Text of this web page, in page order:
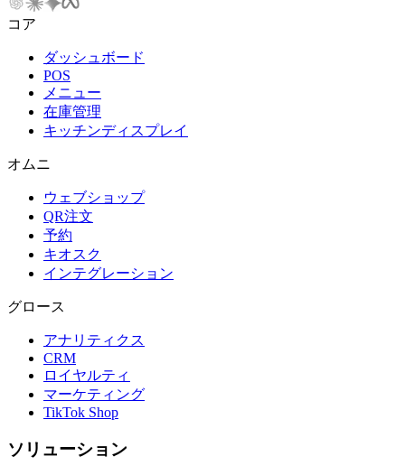
コア
ダッシュボード
POS
メニュー
在庫管理
キッチンディスプレイ
オムニ
ウェブショップ
QR注文
予約
キオスク
インテグレーション
グロース
アナリティクス
CRM
ロイヤルティ
マーケティング
TikTok Shop
ソリューション